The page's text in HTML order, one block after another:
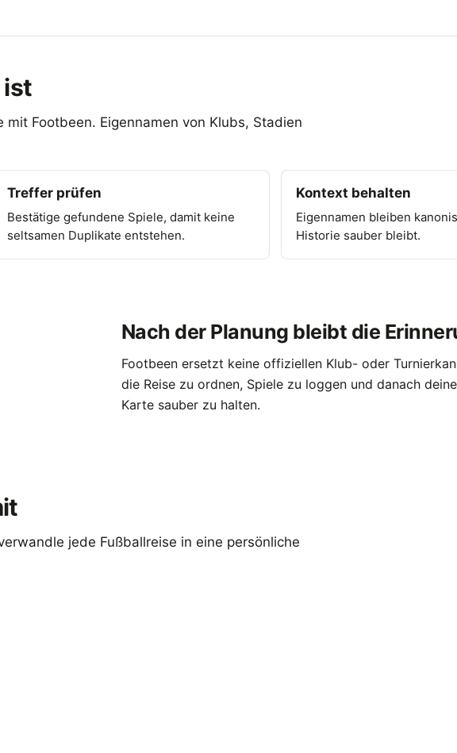
ist
Footbeen. Eigennamen von Klubs, Stadien
Treffer prüfen
Bestätige gefundene Spiele, damit keine
seltsamen Duplikate entstehen.
Kontext behalten
Eigennamen bleiben
Historie sauber bleibt.
Nach der Planung bleibt die
Footbeen ersetzt keine offiziellen Klub- oder
die Reise zu ordnen, Spiele zu loggen und danach
Karte sauber zu halten.
jede Fußballreise in eine persönliche